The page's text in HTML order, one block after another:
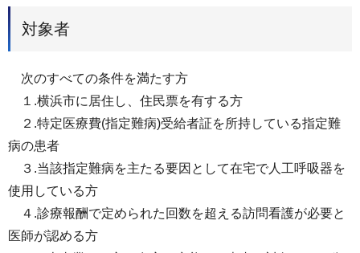
対象者
次のすべての条件を満たす方
１.横浜市に居住し、住民票を有する方
２.特定医療費(指定難病)受給者証を所持している指定難
病の患者
３.当該指定難病を主たる要因として在宅で人工呼吸器を
使用している方
４.診療報酬で定められた回数を超える訪問看護が必要と
医師が認める方